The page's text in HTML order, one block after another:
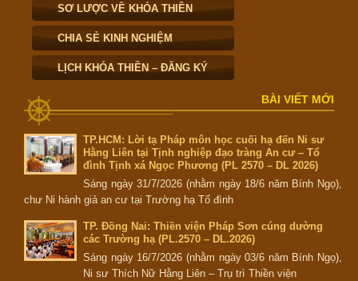
SƠ LƯỢC VỀ KHÓA THIỀN
CHIA SẺ KINH NGHIỆM
LỊCH KHÓA THIỀN – ĐĂNG KÝ
BÀI VIẾT MỚI
TP.HCM: Lời tạ Pháp môn học cuối hạ đến Ni sư
Hằng Liên tại Tịnh nghiệp đạo tràng An cư – Tổ
đình Tịnh xá Ngọc Phương (PL 2570 – DL 2026)
Sáng ngày 31/7/2026 (nhằm ngày 18/6 năm Bính Ngọ),
chư Ni hành giả an cư tại Trường hạ Tổ đình
TP. Đồng Nai: Thiền viện Pháp Sơn cúng dường
các Trường hạ (PL.2570 – DL.2026)
Sáng ngày 16/7/2026 (nhằm ngày 03/6 năm Bính Ngọ),
Ni sư Thích Nữ Hằng Liên – Trụ trì Thiền viện